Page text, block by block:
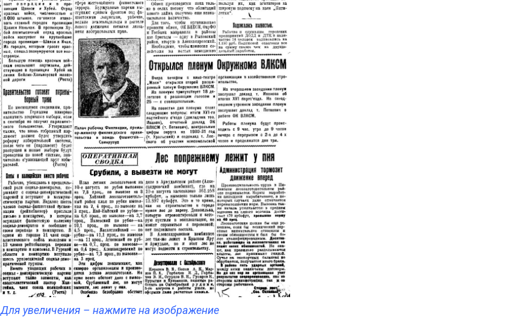
Для увеличения – нажмите на изображение